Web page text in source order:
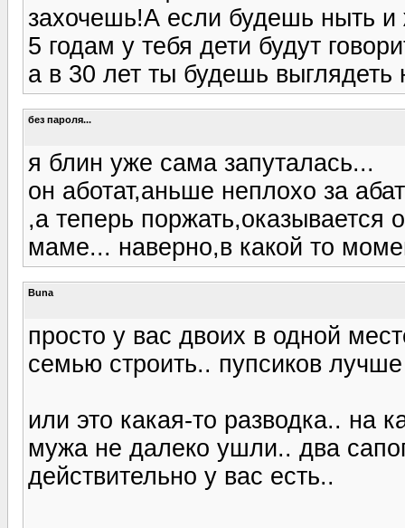
захочешь!А если будешь ныть и
5 годам у тебя дети будут
а в 30 лет ты будешь выглядеть
без пароля...
я блин уже сама запуталась...
он аботат,аньше неплохо за
,а теперь поржать,оказывается
маме... наверно,в какой то
Buna
просто у вас двоих в одной
семью строить.. пупсиков
или это какая-то разводка.. на
мужа не далеко ушли.. два
действительно у вас есть..